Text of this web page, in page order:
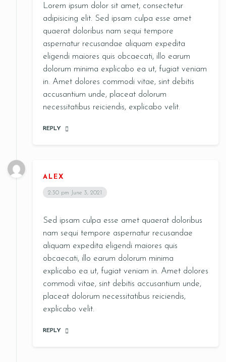
Lorem ipsum dolor sit amet, consectetur
adipisicing elit. Sed ipsam culpa esse amet
quaerat doloribus nam sequi tempore
aspernatur recusandae aliquam expedita
eligendi maiores quis obcaecati, illo earum
dolorum minima explicabo ea ut, fugiat veniam
in. Amet dolores commodi vitae, sint debitis
accusantium unde, placeat dolorum
necessitatibus reiciendis, explicabo velit.
REPLY
ALEX
2:30 pm June 3, 2021
Sed ipsam culpa esse amet quaerat doloribus
nam sequi tempore aspernatur recusandae
aliquam expedita eligendi maiores quis
obcaecati, illo earum dolorum minima
explicabo ea ut, fugiat veniam in. Amet dolores
commodi vitae, sint debitis accusantium unde,
placeat dolorum necessitatibus reiciendis,
explicabo velit.
REPLY
Person
Time
RESERVE A TABLE